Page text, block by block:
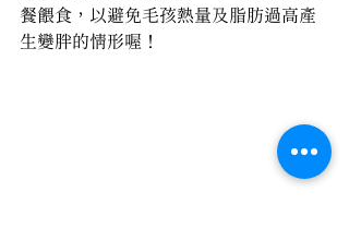
餐餵食，以避免毛孩熱量及脂肪過高產
生變胖的情形喔！